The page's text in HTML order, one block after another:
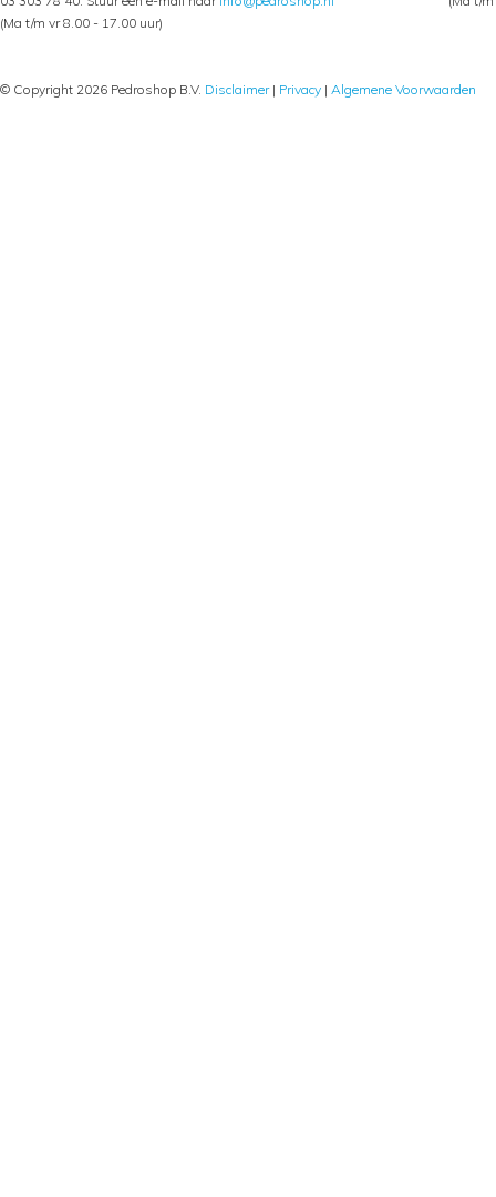
(Ma t/m vr 8.00 - 17.00 uur)
© Copyright 2026 Pedroshop B.V. Disclaimer| Privacy | Algemene Voorwaarden